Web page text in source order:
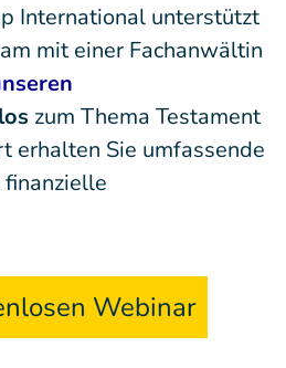
International unterstützt
mit einer Fachanwältin
zum Thema Testament
erhalten Sie umfassende
Webinar